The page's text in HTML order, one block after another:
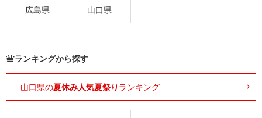
広島県 山口県
ランキングから探す
山口県の夏休み人気夏祭り ランキング